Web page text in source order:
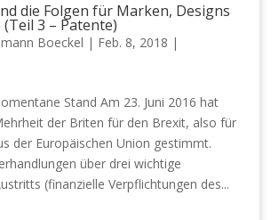
die Folgen für Marken, Designs
3 – Patente)
Boeckel | Feb. 8, 2018 |
Stand Am 23. Juni 2016 hat
der Briten für den Brexit, also für
der Europäischen Union gestimmt.
über drei wichtige
(finanzielle Verpflichtungen des...